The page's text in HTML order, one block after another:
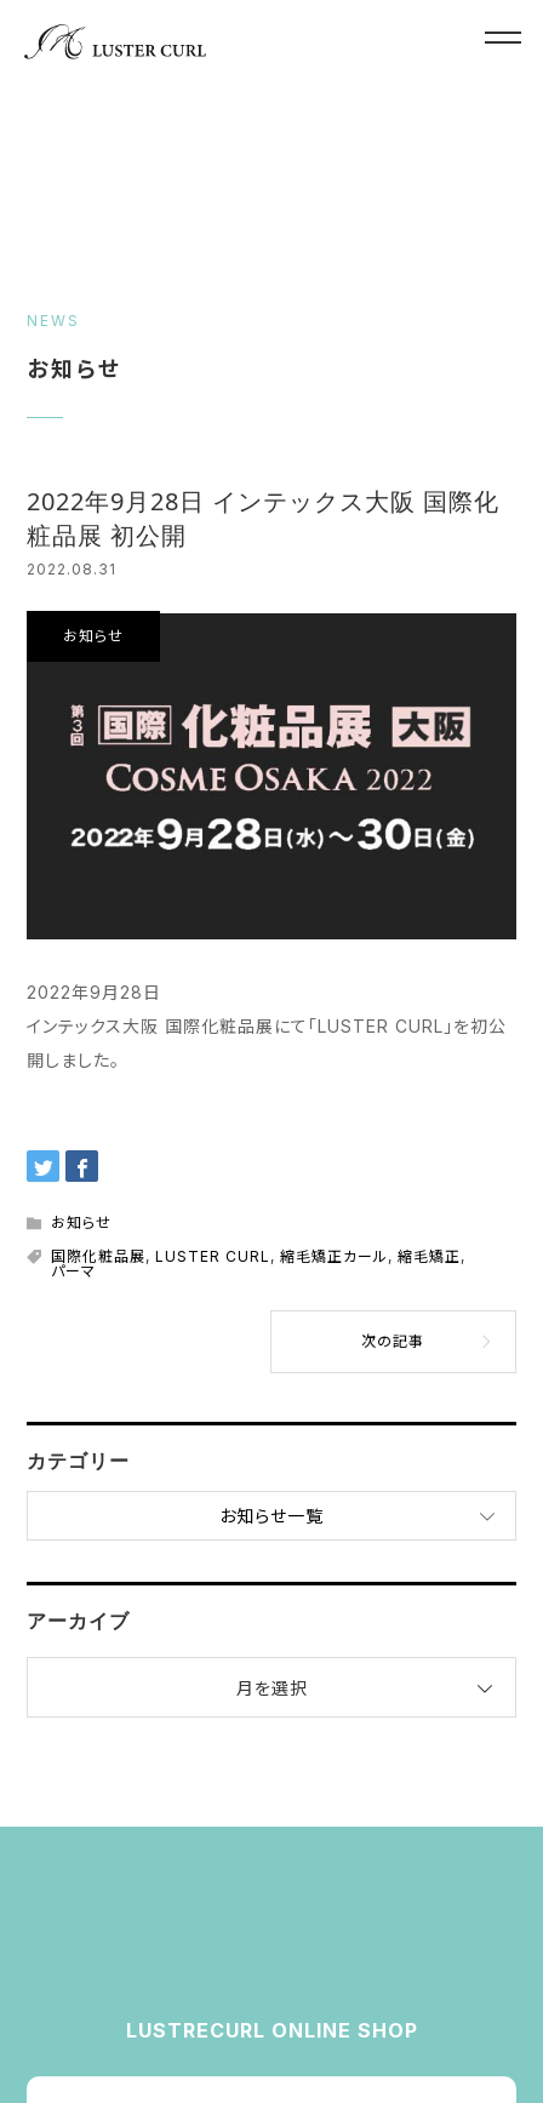
NEWS
お知らせ
2022年9月28日 インテックス大阪 国際化
粧品展 初公開
2022.08.31
お知らせ
2022年9月28日
インテックス大阪 国際化粧品展にて「LUSTER CURL」を初公
開しました。
お知らせ
国際化粧品展,LUSTER CURL ,縮毛矯正カール ,縮毛矯正,
パーマ
カテゴリー
お知らせ一覧
アーカイブ
月を選択
LUSTRECURL ONLINE SHOP